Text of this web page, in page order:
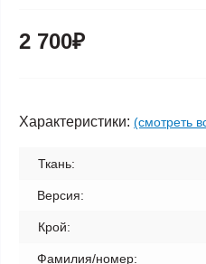
2 700₽
Характеристики: (смотреть
Ткань:
Версия:
Крой:
Фамилия/номер: